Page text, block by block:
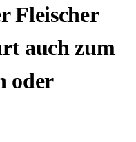
Fleischer
auch zum
oder